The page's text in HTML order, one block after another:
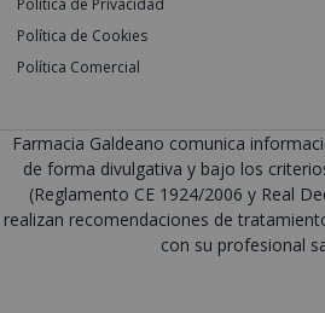
Política de Cookies
Política Comercial
Farmacia Galdeano comunica
de forma divulgativa y bajo los
(Reglamento CE 1924/2006 y Real
realizan recomendaciones de
con su profesional